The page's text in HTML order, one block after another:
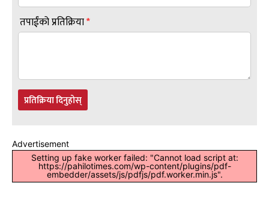
तपाईंको प्रतिक्रिया*
प्रतिक्रिया दिनुहोस्
Advertisement
Setting up fake worker failed: "Cannot load script at:
https://pahilotimes.com/wp-content/plugins/pdf-
embedder/assets/js/pdfjs/pdf.worker.min.js".